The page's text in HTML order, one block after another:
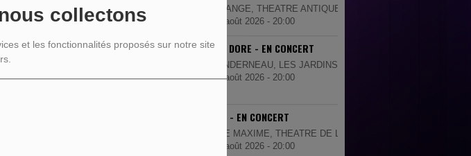
collectons
et les fonctionnalités proposés sur notre site
ORANGE, THEATRE ANTIQUE
07 août 2026 - 20:00
JULIEN DORE - EN CONCERT
LANDERNEAU, LES JARDINS DE LA PALUD
08 août 2026 - 20:00
TRINIX - EN CONCERT
STE MAXIME, THEATRE DE LA MER
08 août 2026 - 20:00